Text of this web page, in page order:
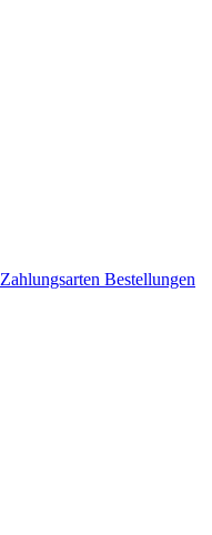
Zahlungsarten Bestellungen